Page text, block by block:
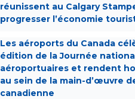
réunissent au Calgary
progresser l’économie
Les aéroports du Canada
édition de la Journée
aéroportuaires et rendent
au sein de la main-d’œuvre
canadienne